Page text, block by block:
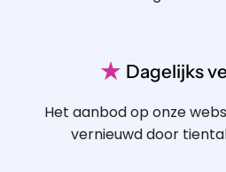
★ Dagelijks
Het aanbod op onze
vernieuwd door